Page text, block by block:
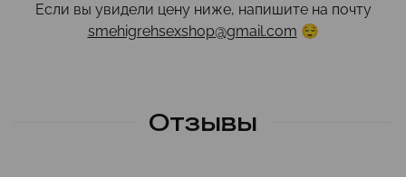
Если вы увидели цену ниже, напишите на почту
smehigrehsexshop@gmail.com 😌
Отзывы